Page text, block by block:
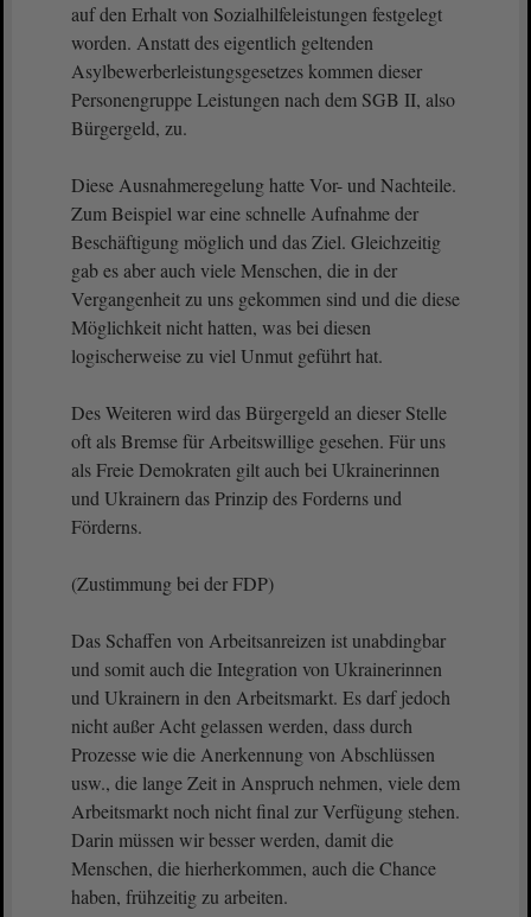
auf den Erhalt von Sozialhilfeleistungen festgelegt
worden. Anstatt des eigentlich geltenden
Asylbewerberleistungsgesetzes kommen dieser
Personengruppe Leistungen nach dem SGB II, also
Bürgergeld, zu.
Diese Ausnahmeregelung hatte Vor- und Nachteile.
Zum Beispiel war eine schnelle Aufnahme der
Beschäftigung möglich und das Ziel. Gleichzeitig
gab es aber auch viele Menschen, die in der
Vergangenheit zu uns gekommen sind und die diese
Möglichkeit nicht hatten, was bei diesen
logischerweise zu viel Unmut geführt hat.
Des Weiteren wird das Bürgergeld an dieser Stelle
oft als Bremse für Arbeitswillige gesehen. Für uns
als Freie Demokraten gilt auch bei Ukrainerinnen
und Ukrainern das Prinzip des Forderns und
Förderns.
(Zustimmung bei der FDP)
Das Schaffen von Arbeitsanreizen ist unabdingbar
und somit auch die Integration von Ukrainerinnen
und Ukrainern in den Arbeitsmarkt. Es darf jedoch
nicht außer Acht gelassen werden, dass durch
Prozesse wie die Anerkennung von Abschlüssen
usw., die lange Zeit in Anspruch nehmen, viele dem
Arbeitsmarkt noch nicht final zur Verfügung stehen.
Darin müssen wir besser werden, damit die
Menschen, die hierherkommen, auch die Chance
haben, frühzeitig zu arbeiten.